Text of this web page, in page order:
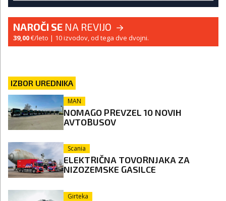
NAROČI SE NA REVIJO
39,00€/leto | 10 izvodov, od tega dve dvojni.
IZBOR UREDNIKA
MAN
NOMAGO PREVZEL 10 NOVIH
AVTOBUSOV
Scania
ELEKTRIČNA TOVORNJAKA ZA
NIZOZEMSKE GASILCE
Girteka